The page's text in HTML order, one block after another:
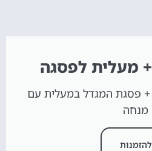
כרטיסים לקומות 1,2 + פסגת המגדל במעלית עם
מנחה
להזמנות